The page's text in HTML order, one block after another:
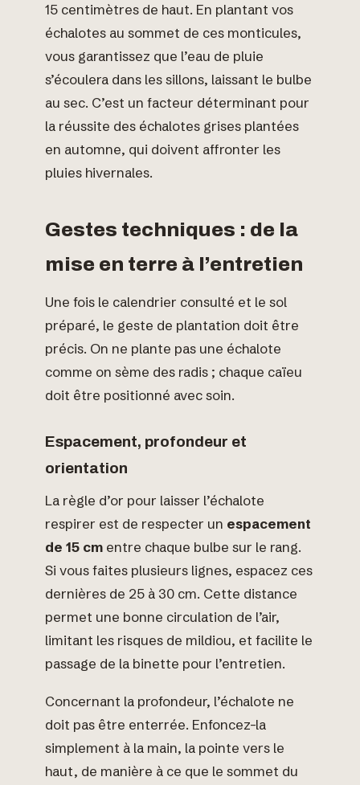
15 centimètres de haut. En plantant vos
échalotes au sommet de ces monticules,
vous garantissez que l’eau de pluie
s’écoulera dans les sillons, laissant le bulbe
au sec. C’est un facteur déterminant pour
la réussite des échalotes grises plantées
en automne, qui doivent affronter les
pluies hivernales.
Gestes techniques : de la
mise en terre à l’entretien
Une fois le calendrier consulté et le sol
préparé, le geste de plantation doit être
précis. On ne plante pas une échalote
comme on sème des radis ; chaque caïeu
doit être positionné avec soin.
Espacement, profondeur et
orientation
La règle d’or pour laisser l’échalote
respirer est de respecter un espacement
de 15 cm entre chaque bulbe sur le rang.
Si vous faites plusieurs lignes, espacez ces
dernières de 25 à 30 cm. Cette distance
permet une bonne circulation de l’air,
limitant les risques de mildiou, et facilite le
passage de la binette pour l’entretien.
Concernant la profondeur, l’échalote ne
doit pas être enterrée. Enfoncez-la
simplement à la main, la pointe vers le
haut, de manière à ce que le sommet du